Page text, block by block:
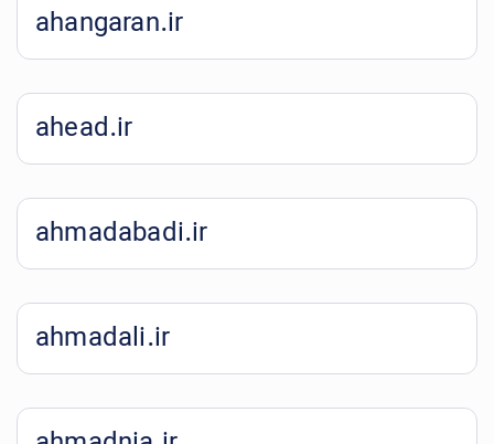
ahangaran.ir
ahead.ir
ahmadabadi.ir
ahmadali.ir